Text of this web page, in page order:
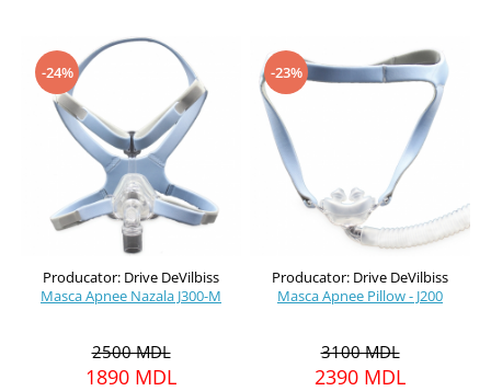
-24%
Producator: Drive DeVilbiss
Masca Apnee Nazala J300-M
2500 MDL
1890 MDL
-23%
Producator: Drive DeVilbiss
Masca Apnee Pillow - J200
3100 MDL
2390 MDL